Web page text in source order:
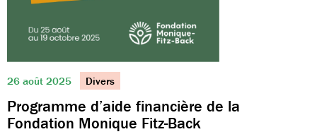
26 août 2025 Divers
Programme d’aide financière de la
Fondation Monique Fitz-Back